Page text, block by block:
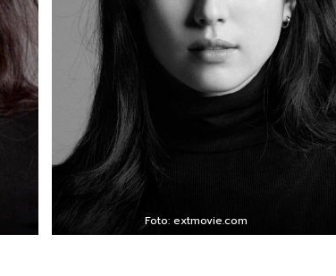
Foto: extmovie.com